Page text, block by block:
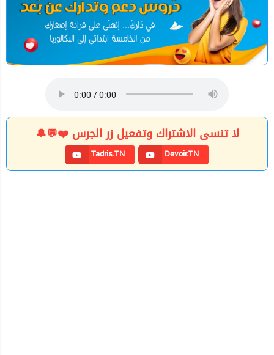
لا تنسى الاشتراك وتفعيل زر الجرس ❤️💬🔔
Tadris.TN Devoir.TN